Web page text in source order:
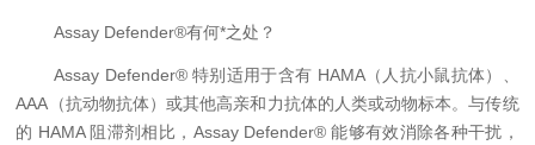
Assay Defender®有何*之处？
Assay Defender® 特别适用于含有 HAMA（人抗小鼠抗体）、
AAA （抗动物抗体）或其他高亲和力抗体的人类或动物标本。与传统
的 HAMA 阻滞剂相比， Assay Defender®能够有效消除各种干扰，